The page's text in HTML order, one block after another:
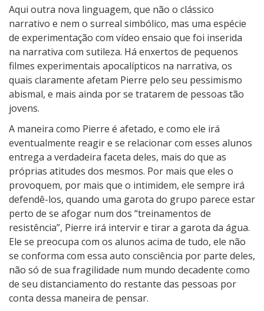
Aqui outra nova linguagem, que não o clássico
narrativo e nem o surreal simbólico, mas uma espécie
de experimentação com vídeo ensaio que foi inserida
na narrativa com sutileza. Há enxertos de pequenos
filmes experimentais apocalípticos na narrativa, os
quais claramente afetam Pierre pelo seu pessimismo
abismal, e mais ainda por se tratarem de pessoas tão
jovens.
A maneira como Pierre é afetado, e como ele irá
eventualmente reagir e se relacionar com esses alunos
entrega a verdadeira faceta deles, mais do que as
próprias atitudes dos mesmos. Por mais que eles o
provoquem, por mais que o intimidem, ele sempre irá
defendê-los, quando uma garota do grupo parece estar
perto de se afogar num dos “treinamentos de
resistência”, Pierre irá intervir e tirar a garota da água.
Ele se preocupa com os alunos acima de tudo, ele não
se conforma com essa auto consciência por parte deles,
não só de sua fragilidade num mundo decadente como
de seu distanciamento do restante das pessoas por
conta dessa maneira de pensar.